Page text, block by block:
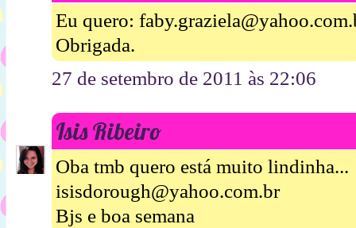
Eu quero:
Obrigada.
27 de setembro de 2011 às 22:06
Isis Ribeiro
Oba tmb quero está muito lindinha...
isisdorough@yahoo.com.br
Bjs e boa semana